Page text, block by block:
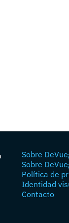
Sobre
Sobre
Política de
Identidad
Contacto